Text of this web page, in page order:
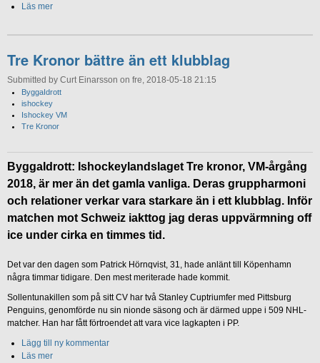
Läs mer
Tre Kronor bättre än ett klubblag
Submitted by Curt Einarsson on fre, 2018-05-18 21:15
ByggaIdrott
ishockey
Ishockey VM
Tre Kronor
ByggaIdrott: Ishockeylandslaget Tre kronor, VM-årgång
2018, är mer än det gamla vanliga. Deras gruppharmoni
och relationer verkar vara starkare än i ett klubblag. Inför
matchen mot Schweiz iakttog jag deras uppvärmning off
ice under cirka en timmes tid.
Det var den dagen som Patrick Hörnqvist, 31, hade anlänt till Köpenhamn
några timmar tidigare. Den mest meriterade hade kommit.
Sollentunakillen som på sitt CV har två Stanley Cuptriumfer med Pittsburg
Penguins, genomförde nu sin nionde säsong och är därmed uppe i 509 NHL-
matcher. Han har fått förtroendet att vara vice lagkapten i PP.
Lägg till ny kommentar
Läs mer